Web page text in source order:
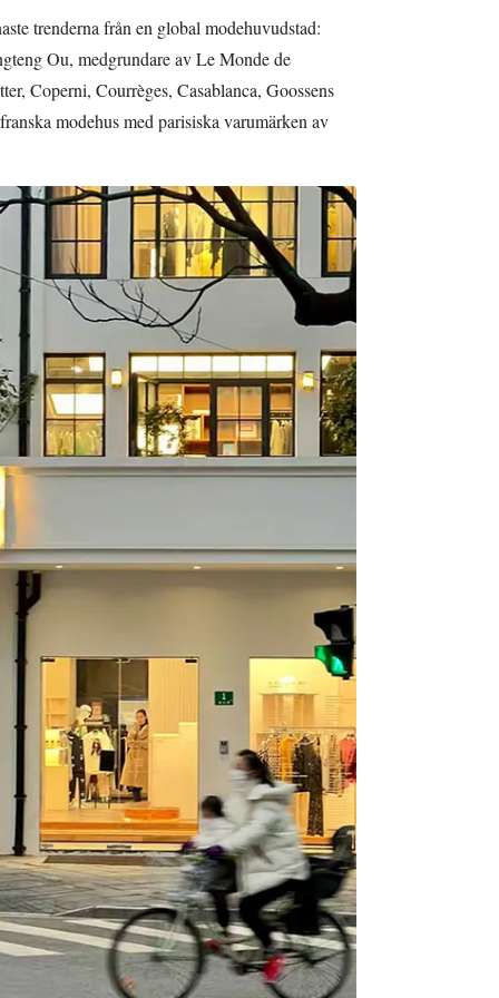
trenderna från en global modehuvudstad:
Ou, medgrundare av Le Monde de
Coperni, Courrèges, Casablanca, Goossens
modehus med parisiska varumärken av